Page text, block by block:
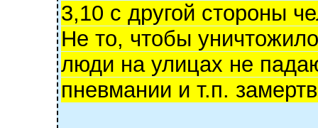
3,10 с другой стороны
Не то, чтобы
люди на улицах не
пневмании и т.п.